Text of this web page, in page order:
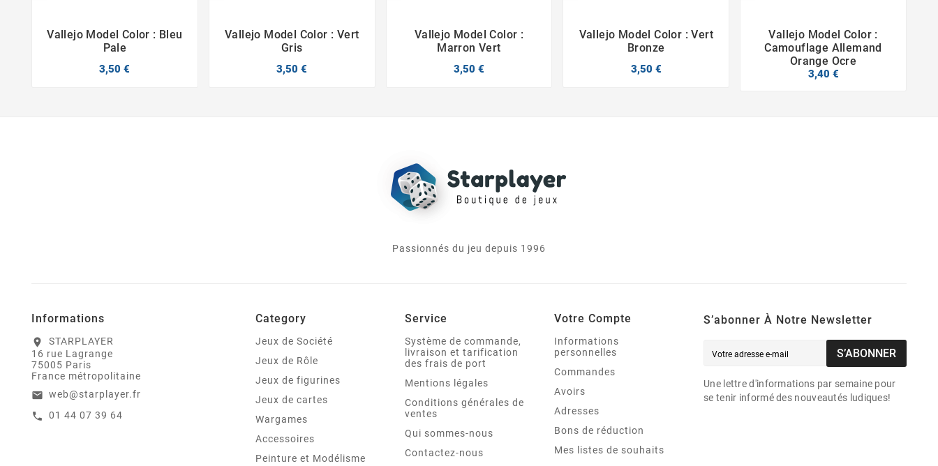
 
Vallejo Model Color : Bleu
Pale
3,50 €
 
Vallejo Model Color : Vert
Gris
3,50 €
 
Vallejo Model Color :
Marron Vert
3,50 €
 
Vallejo Model Color : Vert
Bronze
3,50 €
 
Vallejo Model Color :
Camouflage Allemand
Orange Ocre
3,40 €
Passionnés du jeu depuis 1996
Informations
location_on
STARPLAYER
16 rue Lagrange
75005 Paris
France métropolitaine
email web@starplayer.fr
call 01 44 07 39 64
Category
Jeux de Société
Jeux de Rôle
Jeux de figurines
Jeux de cartes
Wargames
Accessoires
Peinture et Modélisme
Service
Système de commande,
livraison et tarification
des frais de port
Mentions légales
Conditions générales de
ventes
Qui sommes-nous
Contactez-nous
Votre Compte
Informations
personnelles
Commandes
Avoirs
Adresses
Bons de réduction
Mes listes de souhaits
S’abonner À Notre Newsletter
S’ABONNER
Une lettre d'informations par semaine pour
se tenir informé des nouveautés ludiques!